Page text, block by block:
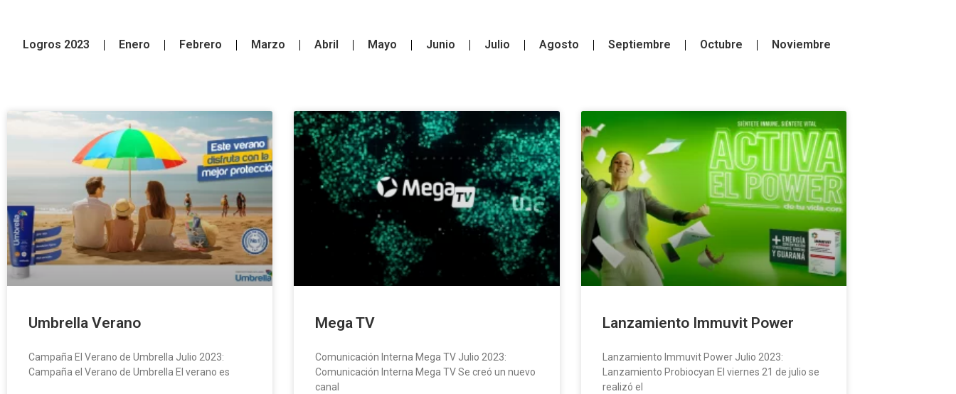
Logros 2023 Enero Febrero Marzo Abril Mayo Junio Julio Agosto Septiembre Octubre Noviembre
Umbrella Verano
Campaña El Verano de Umbrella Julio 2023:
Campaña el Verano de Umbrella El verano es
Mega TV
Comunicación Interna Mega TV Julio 2023:
Comunicación Interna Mega TV Se creó un nuevo
canal
Lanzamiento Immuvit Power
Lanzamiento Immuvit Power Julio 2023:
Lanzamiento Probiocyan El viernes 21 de julio se
realizó el